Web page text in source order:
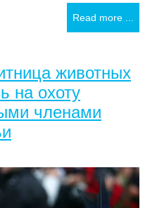
Read more ...
животных
на охоту
членами